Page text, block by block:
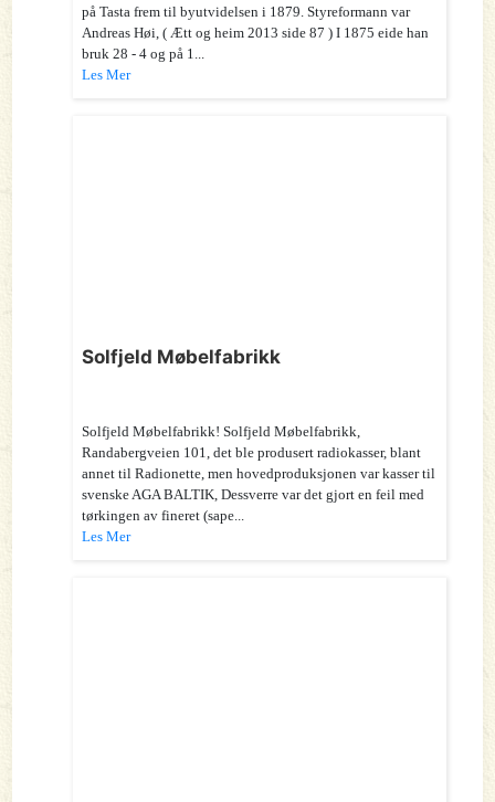
på Tasta frem til byutvidelsen i 1879. Styreformann var
Andreas Høi, ( Ætt og heim 2013 side 87 ) I 1875 eide han
bruk 28 - 4 og på 1...
Les Mer
Solfjeld Møbelfabrikk
Solfjeld Møbelfabrikk! Solfjeld Møbelfabrikk,
Randabergveien 101, det ble produsert radiokasser, blant
annet til Radionette, men hovedproduksjonen var kasser til
svenske AGA BALTIK, Dessverre var det gjort en feil med
tørkingen av fineret (sape...
Les Mer